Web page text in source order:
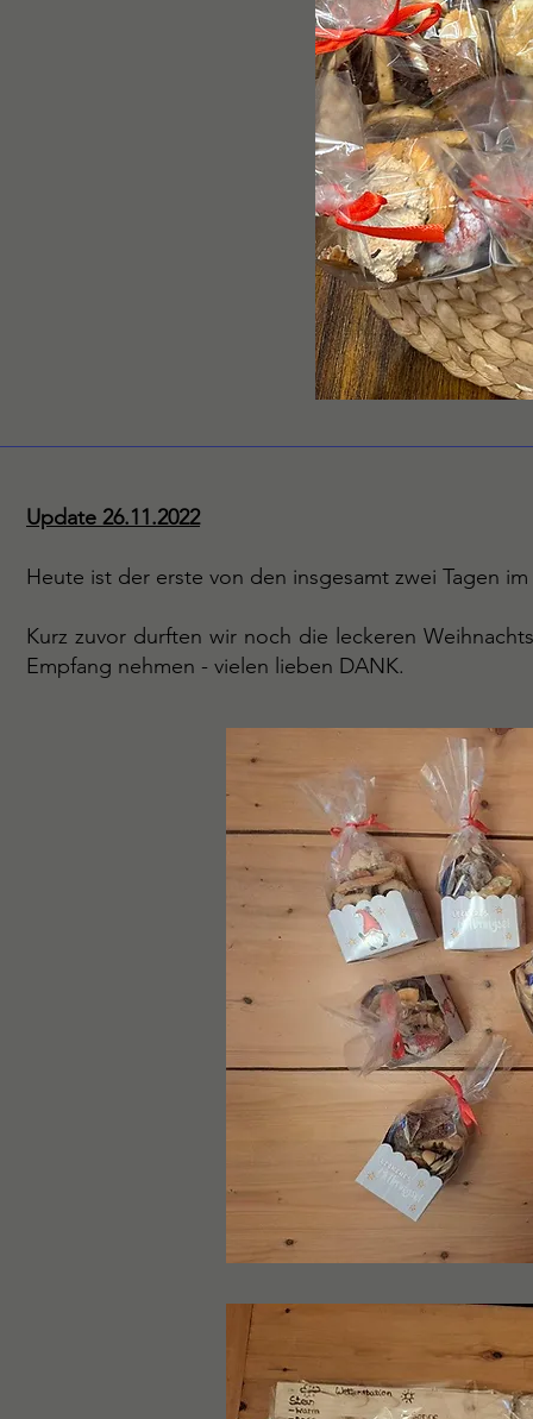
Update 26.11.2022
Heute ist der erste von den insgesamt zwei Tagen
Kurz zuvor durften wir noch die leckeren
Empfang nehmen - vielen lieben DANK.